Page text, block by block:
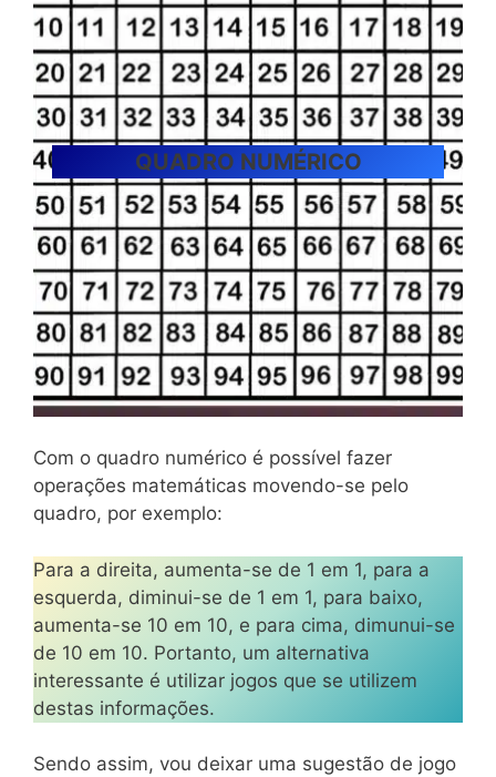
QUADRO NUMÉRICO
Com o quadro numérico é possível fazer
operações matemáticas movendo-se pelo
quadro, por exemplo:
Para a direita, aumenta-se de 1 em 1, para a
esquerda, diminui-se de 1 em 1, para baixo,
aumenta-se 10 em 10, e para cima, dimunui-se
de 10 em 10. Portanto, um alternativa
interessante é utilizar jogos que se utilizem
destas informações.
Sendo assim, vou deixar uma sugestão de jogo